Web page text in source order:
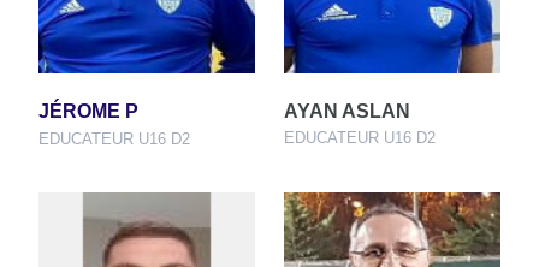
JÉROME P
EDUCATEUR U16 D2
AYAN ASLAN
EDUCATEUR U16 D2